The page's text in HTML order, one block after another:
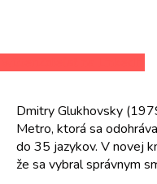
Dmitry Glukhovsky
Metro, ktorá sa
do 35 jazykov. V novej
že sa vybral správnym